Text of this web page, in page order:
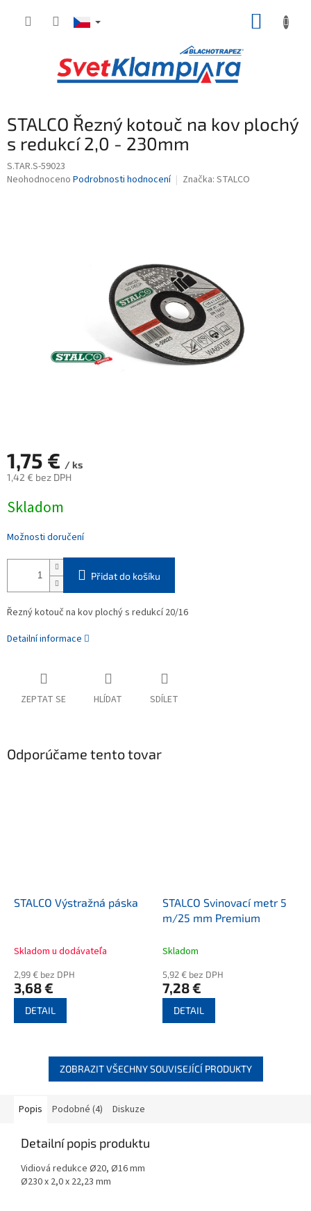
STALCO Řezný kotouč na kov plochý
s redukcí 2,0 - 230mm
S.TAR.S-59023
Průměrné
Neohodnoceno Podrobnosti hodnocení Značka: STALCO
1,75 € / ks
1,42 € bez DPH
cena:
Skladom
Možnosti doručení
Přidat do košíku
Řezný kotouč na kov plochý s redukcí 20/16
Detailní informace
ZEPTAT SE HLÍDAT SDÍLET
Odporúčame tento tovar
STALCO Výstražná páska
Skladom u dodávateľa
2,99 € bez DPH
3,68 €
DETAIL
STALCO Svinovací metr 5
m/25 mm Premium
Skladom
5,92 € bez DPH
7,28 €
DETAIL
ZOBRAZIT VŠECHNY SOUVISEJÍCÍ PRODUKTY
Popis Podobné (4) Diskuze
Detailní popis produktu
Vidiová redukce Ø20, Ø16 mm
Ø230 x 2,0 x 22,23 mm